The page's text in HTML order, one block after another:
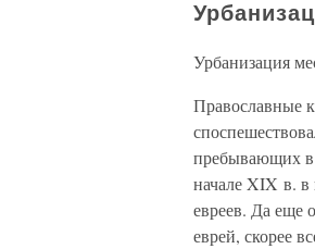
Урбанизация
Православные
пребывающих в
начале XIX в. в
евреев. Да еще
еврей, скорее